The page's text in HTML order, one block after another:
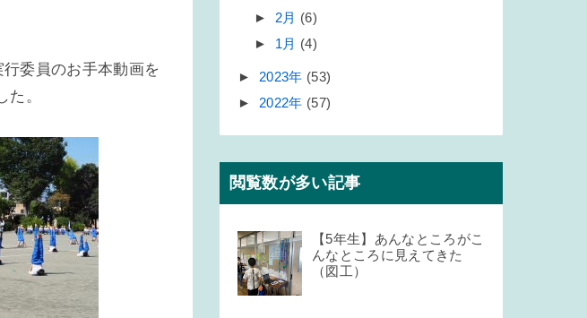
委員のお手本動画を
。
► 2月 (6)
► 1月 (4)
► 2023年 (53)
► 2022年 (57)
閲覧数が多い記事
【5年生】あんなところがこ
んなところに見えてきた
（図工）